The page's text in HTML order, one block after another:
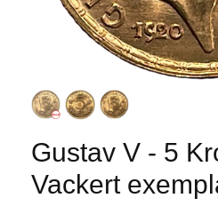
Gustav V - 5
Vackert